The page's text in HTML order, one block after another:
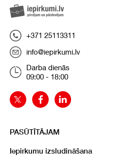
+371 25113311
info@iepirkumi.lv
Darba dienās
09:00 - 18:00
PASŪTĪTĀJAM
Iepirkumu izsludināšana